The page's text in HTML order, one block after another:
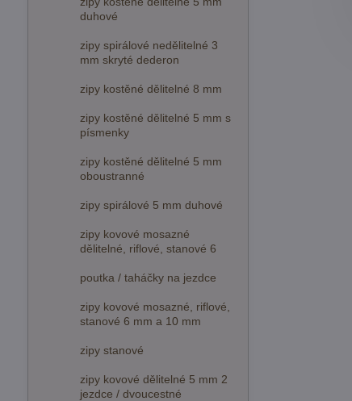
duhové
zipy spirálové nedělitelné 3
mm skryté dederon
zipy kostěné dělitelné 8 mm
zipy kostěné dělitelné 5 mm s
písmenky
zipy kostěné dělitelné 5 mm
oboustranné
zipy spirálové 5 mm duhové
zipy kovové mosazné
dělitelné, riflové, stanové 6
poutka / taháčky na jezdce
zipy kovové mosazné, riflové,
stanové 6 mm a 10 mm
zipy stanové
zipy kovové dělitelné 5 mm 2
jezdce / dvoucestné